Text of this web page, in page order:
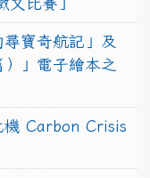
寶奇航記」及
）」電子繪本之
機 Carbon Crisis